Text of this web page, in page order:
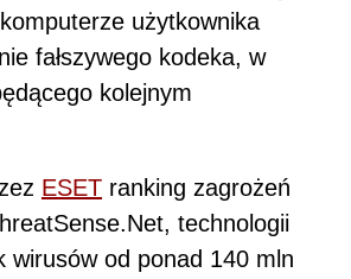
użytkownika
fałszywego kodeka, w
kolejnym
ESET ranking zagrożeń
technologii
wirusów od ponad 140 mln